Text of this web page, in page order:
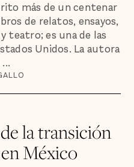
más de un centenar
de relatos, ensayos,
teatro; es una de las
Unidos. La autora
la transición
México